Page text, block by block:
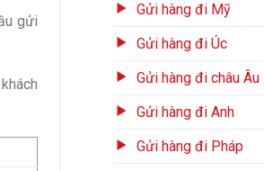
gửi
Gửi hàng đi Mỹ
Gửi hàng đi Úc
Gửi hàng đi châu Âu
Gửi hàng đi Anh
Gửi hàng đi Pháp